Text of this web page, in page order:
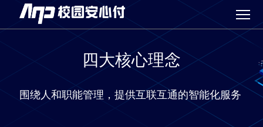
四大核心理念
围绕人和职能管理，提供互联互通的智能化服务